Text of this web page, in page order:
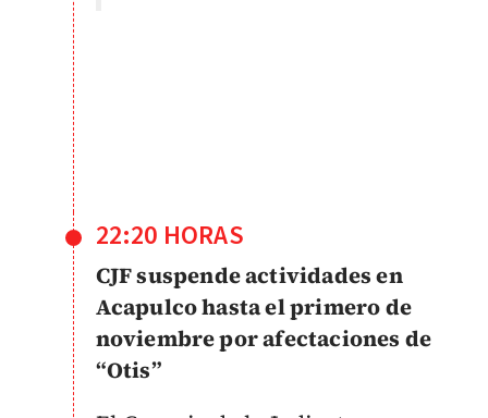
22:20 HORAS
CJF suspende actividades en
Acapulco hasta el primero de
noviembre por afectaciones de
“Otis”